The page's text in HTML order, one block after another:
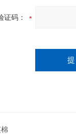
证码：